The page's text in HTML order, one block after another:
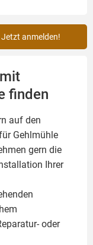
anmelden!
finden
auf den
Gehlmühle
gern die
Ihrer
oder